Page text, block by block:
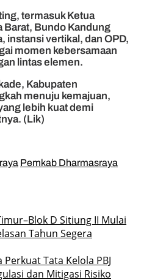
termasuk Ketua
Barat, Bundo Kandung
instansi vertikal, dan OPD,
momen kebersamaan
lintas elemen.
Kabupaten
menuju kemajuan,
lebih kuat demi
(Lik)
Pemkab Dharmasraya
D Sitiung II Mulai
Tahun Segera
Tata Kelola PBJ
dan Mitigasi Risiko